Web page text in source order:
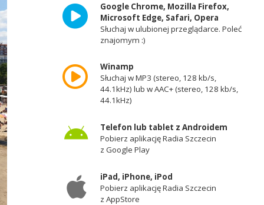
Google Chrome, Mozilla Firefox,
Microsoft Edge, Safari, Opera
Słuchaj w ulubionej przeglądarce. Poleć
znajomym :)
Winamp
Słuchaj w MP3 (stereo, 128 kb/s,
44.1kHz) lub w AAC+ (stereo, 128 kb/s,
44.1kHz)
Telefon lub tablet z Androidem
Pobierz aplikację Radia Szczecin
z Google Play
iPad, iPhone, iPod
Pobierz aplikację Radia Szczecin
z AppStore